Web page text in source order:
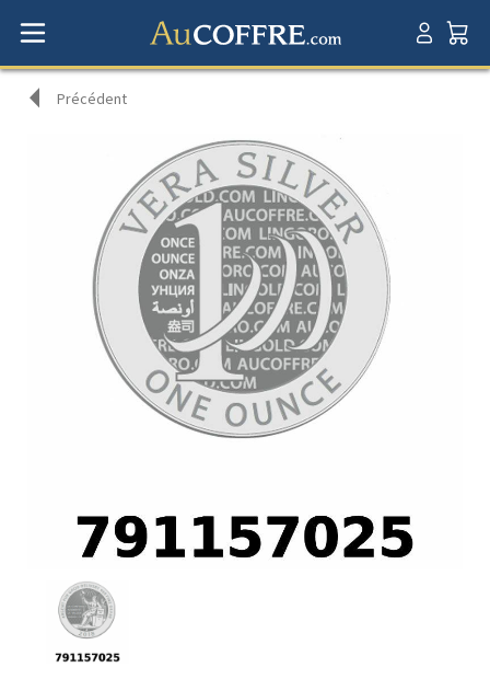
Précédent
produit